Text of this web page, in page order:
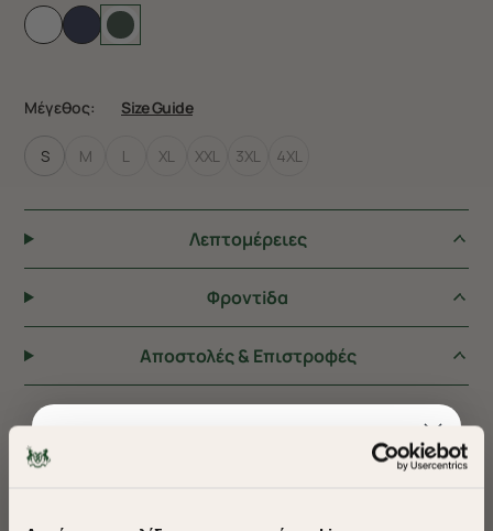
Μέγεθος: Size Guide
S M L XL XXL 3XL 4XL
Λεπτομέρειες
Φροντiδα
Αποστολές & Επιστροφές
ΠΡΟΤΕΙΝΟΥΜΕ ΓΙΑ ΕΣΑΣ